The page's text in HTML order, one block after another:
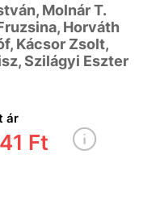
Molnár T.
Horváth
Kácsor Zsolt,
Szilágyi Eszter
ár
Ft